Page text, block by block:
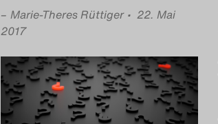
– Marie-Theres Rüttiger • 22. Mai
2017